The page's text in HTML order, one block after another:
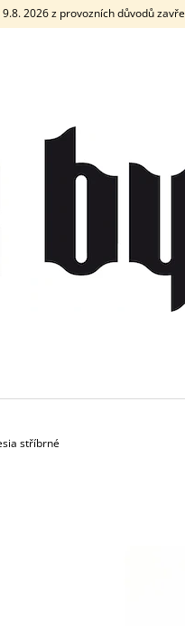
2026 z provozních důvodů
stříbrné
DOPORUČUJEME